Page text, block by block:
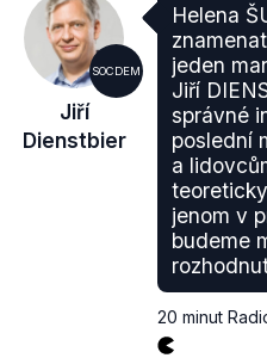
SOCDEM
Jiří
Dienstbier
Helena
jeden
Jiří
správné
poslední
a
jenom v
budeme
20 minut